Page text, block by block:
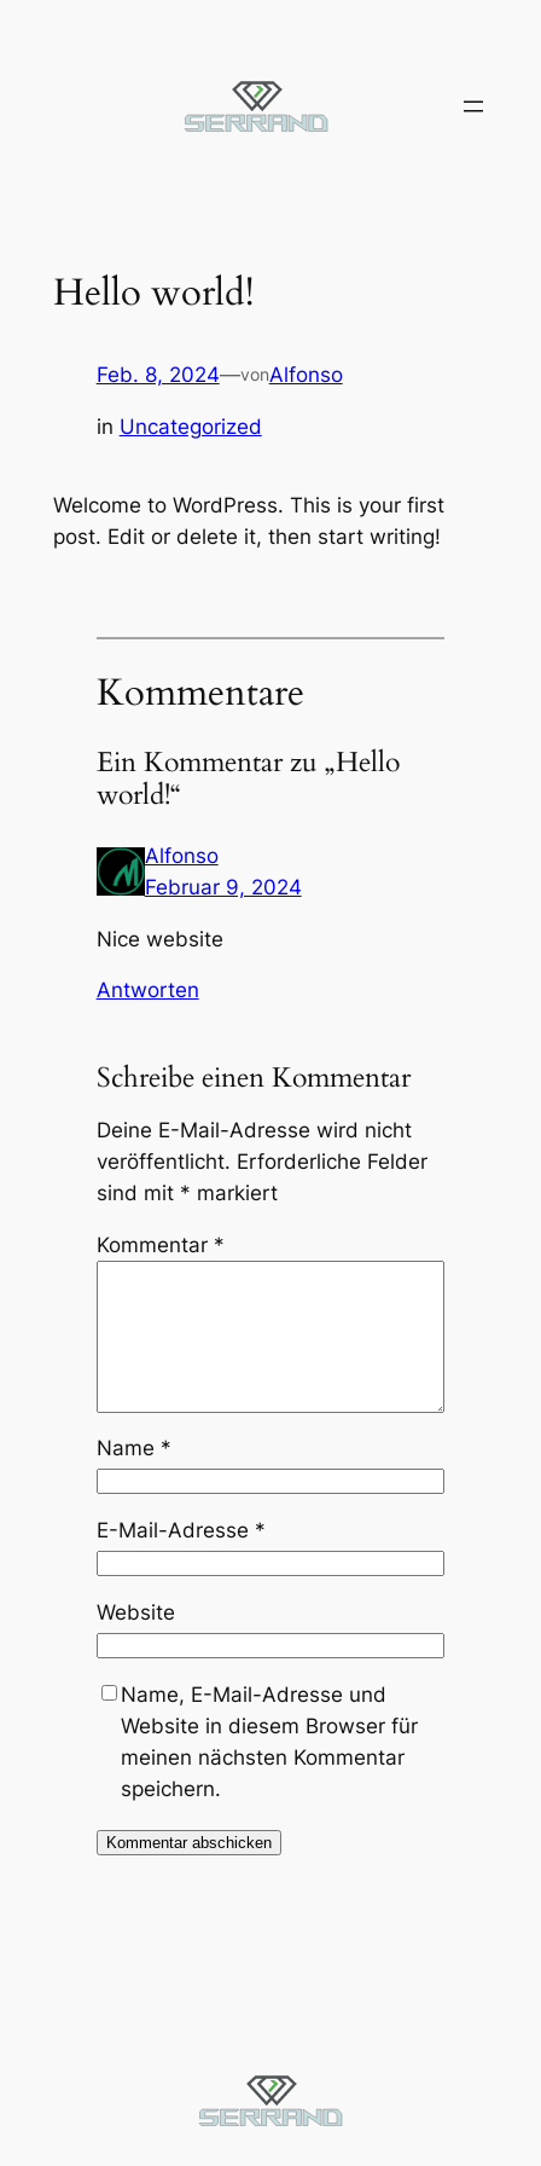
Hello world!
Feb. 8, 2024—vonAlfonso
in Uncategorized
Welcome to WordPress. This is your first
post. Edit or delete it, then start writing!
Kommentare
Ein Kommentar zu „Hello
world!“
Alfonso
Februar 9, 2024
Nice website
Antworten
Schreibe einen Kommentar
Deine E-Mail-Adresse wird nicht
veröffentlicht. Erforderliche Felder
sind mit * markiert
Kommentar *
Name *
E-Mail-Adresse *
Website
Name, E-Mail-Adresse und
Website in diesem Browser für
meinen nächsten Kommentar
speichern.